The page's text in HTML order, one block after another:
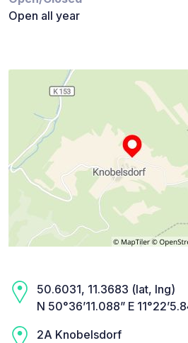
Open all year
50.6031, 11.3683 (lat, lng)
N 50°36’11.088” E
2A Knobelsdorf